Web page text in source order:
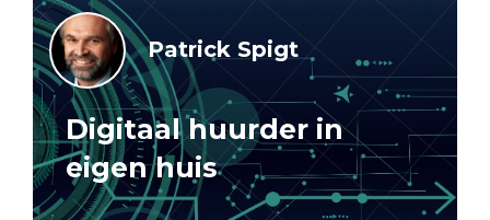
Patrick Spigt
Digitaal huurder in
eigen huis